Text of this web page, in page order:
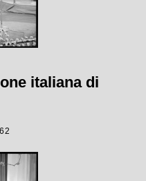
italiana di